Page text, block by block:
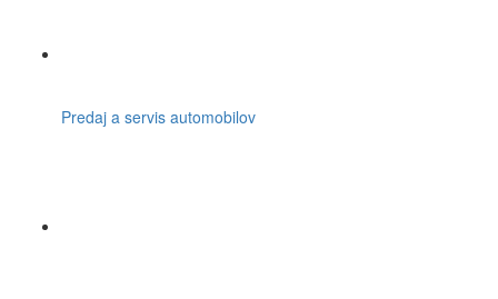
Predaj a servis automobilov